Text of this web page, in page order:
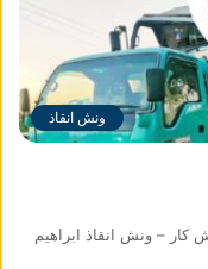
ونش انقاذ
كار – ونش انقاذ ابراهيم